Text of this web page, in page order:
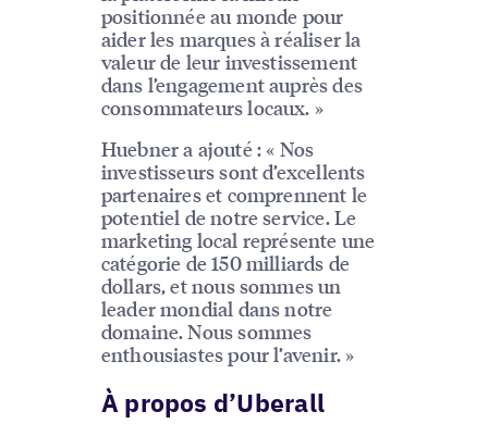
positionnée au monde pour
aider les marques à réaliser la
valeur de leur investissement
dans l’engagement auprès des
consommateurs locaux. »
Huebner a ajouté : « Nos
investisseurs sont d’excellents
partenaires et comprennent le
potentiel de notre service. Le
marketing local représente une
catégorie de 150 milliards de
dollars, et nous sommes un
leader mondial dans notre
domaine. Nous sommes
enthousiastes pour l’avenir. »
À propos d’Uberall